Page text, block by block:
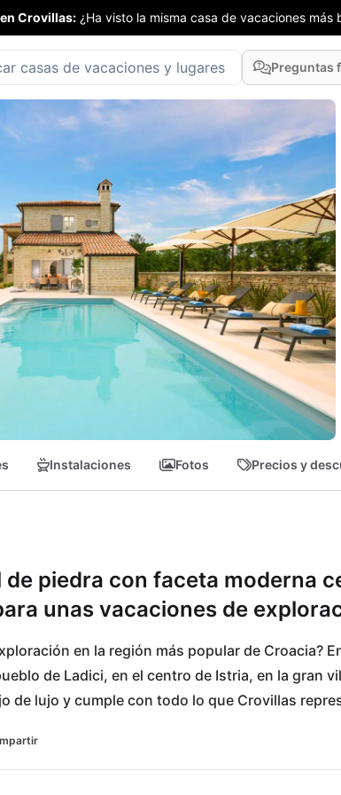
Crovillas: ¿Ha visto la misma casa de vacaciones
Preguntas
Instalaciones Fotos Precios y
piedra con faceta moderna
unas vacaciones de
en la región más popular de Croacia?
de Ladici, en el centro de Istria, en la gran
de lujo y cumple con todo lo que Crovillas
amueblado y redondeado con estupendas
destacado: además de las prestaciones
un oasis deportivo de la mejor calidad. Y eso